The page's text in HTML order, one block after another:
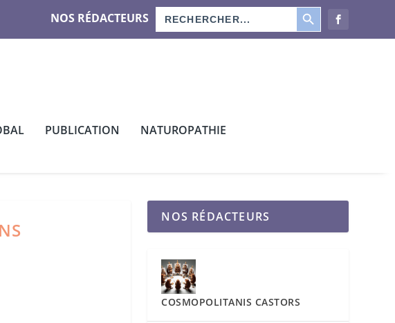
NOS RÉDACTEURS Search
for:
SEARCH BUTTON
PUBLICATION NATUROPATHIE
NOS RÉDACTEURS
COSMOPOLITANIS CASTORS